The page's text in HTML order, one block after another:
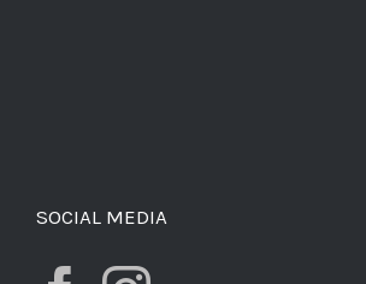
SOCIAL MEDIA